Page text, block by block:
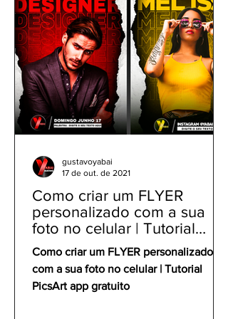
Como criar um FLYER
personalizado com a sua
foto no celular | Tutorial
PicsArt app gratuito
Como criar um FLYER personalizado
com a sua foto no celular | Tutorial
PicsArt app gratuito
gustavoyabai
17 de out. de 2021